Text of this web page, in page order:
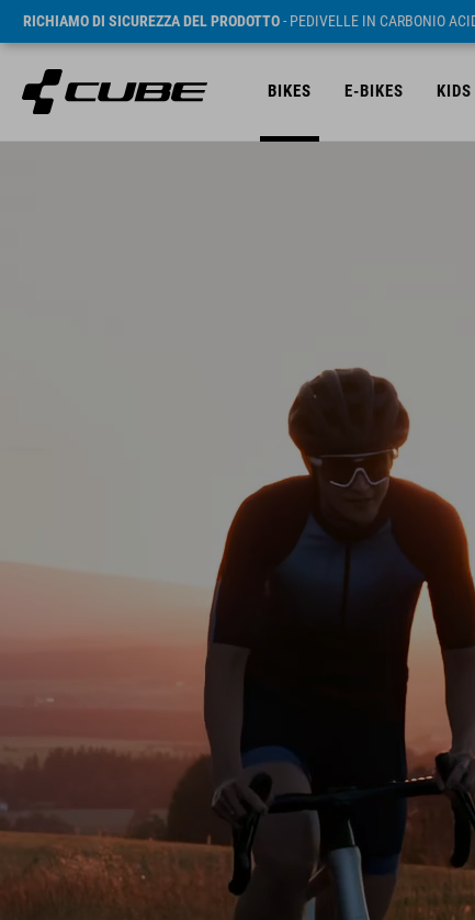
RICHIAMO DI SICUREZZA DEL PRODOTTO- PEDIVELLE IN CARBONIO
BIKES E-BIKES KIDS